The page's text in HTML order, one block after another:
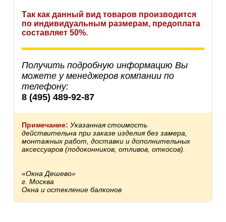
Так как данный вид товаров производится
по индивидуальным размерам, предоплата
составляет 50%.
Получить подробную информацию Вы
можете у менеджеров компании по
телефону:
8 (495) 489-92-87
Примечание: Указанная стоимость
действительна при заказе изделия без замера,
монтажных работ, доставки и дополнительных
аксессуаров (подоконников, отливов, откосов).
«Окна Дешево»
г. Москва
Окна и остекление балконов